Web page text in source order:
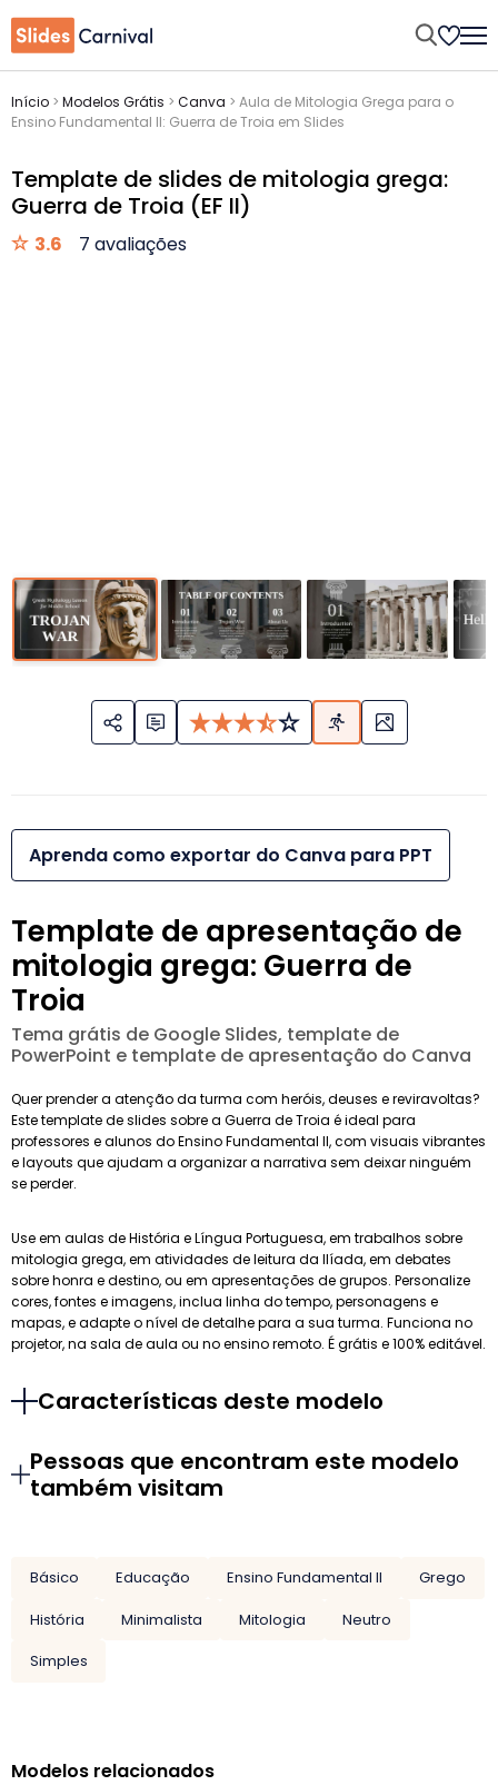
Início > Modelos Grátis > Canva > Aula de Mitologia Grega para o
Ensino Fundamental II: Guerra de Troia em Slides
Template de slides de mitologia grega:
Guerra de Troia (EF II)
3.6 7 avaliações
Aprenda como exportar do Canva para PPT
Template de apresentação de
mitologia grega: Guerra de
Troia
Tema grátis de Google Slides, template de
PowerPoint e template de apresentação do Canva
Quer prender a atenção da turma com heróis, deuses e reviravoltas?
Este template de slides sobre a Guerra de Troia é ideal para
professores e alunos do Ensino Fundamental II, com visuais vibrantes
e layouts que ajudam a organizar a narrativa sem deixar ninguém
se perder.
Use em aulas de História e Língua Portuguesa, em trabalhos sobre
mitologia grega, em atividades de leitura da Ilíada, em debates
sobre honra e destino, ou em apresentações de grupos. Personalize
cores, fontes e imagens, inclua linha do tempo, personagens e
mapas, e adapte o nível de detalhe para a sua turma. Funciona no
projetor, na sala de aula ou no ensino remoto. É grátis e 100% editável.
Características deste modelo
Pessoas que encontram este modelo
também visitam
Básico Educação Ensino Fundamental II
Grego
História
Minimalista Mitologia
Neutro
Simples
Modelos relacionados